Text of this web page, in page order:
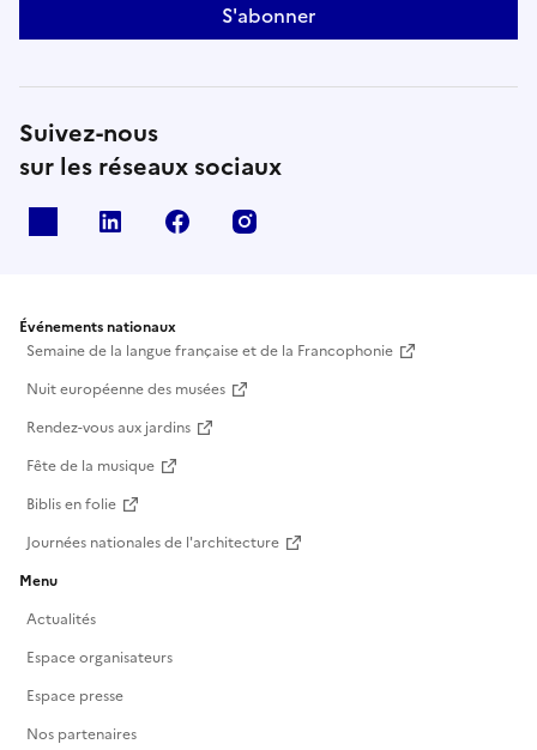
S'abonner
Suivez-nous
sur les réseaux sociaux
Linkedin Facebook
Événements nationaux
Semaine de la langue française et de la Francophonie
Nuit européenne des musées
Rendez-vous aux jardins
Fête de la musique
Biblis en folie
Journées nationales de l'architecture
Menu
Actualités
Espace organisateurs
Espace presse
Nos partenaires